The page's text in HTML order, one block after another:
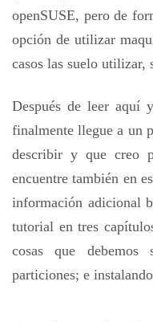
openSUSE, pero de
opción de utilizar
casos las suelo utilizar,
Después de leer aquí
finalmente llegue a un
describir y que creo
encuentre también en
información adicional
tutorial en tres
cosas que debemos
particiones; e